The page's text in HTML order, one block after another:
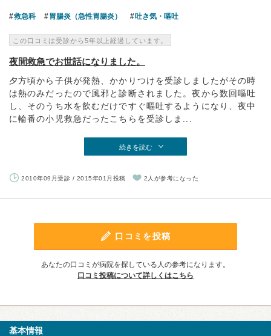
救急科 胃腸炎（急性胃腸炎） 吐き気・嘔吐
この口コミは受診から5年以上経過しています。
夜間救急でお世話になりました。
夕方頃から子供が発熱、かかりつけを受診しましたがその時
は熱のみだったので風邪と診断されました。夜から数回嘔吐
し、そのうち水を飲むだけですぐ嘔吐するようになり、夜中
に輪番の小児救急だったこちらを受診しま...
続きを読む
2010年09月受診 / 2015年01月投稿 2人が参考になった
口コミを投稿
あなたの口コミが病院を探している人の参考になります。
口コミ投稿について詳しくはこちら
基本情報